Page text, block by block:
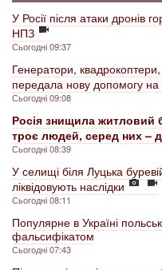
У Росії після атаки дронів
НПЗ
Сьогодні 09:37
Генератори,
передала нову допомогу
Сьогодні 09:08
Росія знищила житловий
троє людей, серед них –
Сьогодні 08:39
У селищі біля Луцька
ліквідовують наслідки
Сьогодні 08:11
Популярне в Україні
фальсифікатом
Сьогодні 07:43